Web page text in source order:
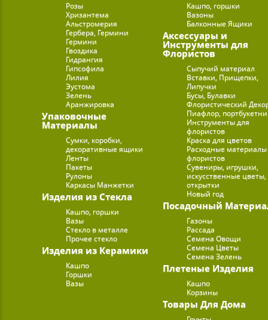
Розы
Хризантема
Альстромерия
Гербера, Гермини
Гермини
Гвоздика
Гидрангия
Гипсофила
Лилия
Эустома
Зелень
Аранжировка
Упаковочные
Материалы
Сумки, коробки,
декоративные ящики
Ленты
Пакеты
Рулоны
Каркасы Манжетки
Изделия из Стекла
Кашпо, горшки
Вазы
Стекло в металле
Прочее стекло
Изделия из Керамики
Кашпо
Горшки
Вазы
Кашпо, горшки
Вазоны
Балконные Ящики
Аксессуары и
Инструменты для
Флористов
Сыпучий материал
Вставки, Прищепки,
Липучки
Бусы, Булавки
Флористический
Пиафлор,
Инструменты для
флористов
Краска для цветов
Расходные
флористов
Сувениры, игрушки,
искусственные цветы,
открытки
Новый год
Посадочный
Газоны
Рассада
Семена Овощи
Семена Цветы
Семена Зелень
Плетеные Изделия
Кашпо
Корзины
Товары Для Дома